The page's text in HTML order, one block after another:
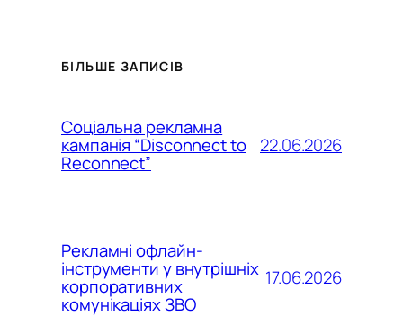
БІЛЬШЕ ЗАПИСІВ
Соціальна рекламна
кампанія “Disconnect to
Reconnect”
22.06.2026
Рекламні офлайн-
інструменти у внутрішніх
корпоративних
комунікаціях ЗВО
17.06.2026